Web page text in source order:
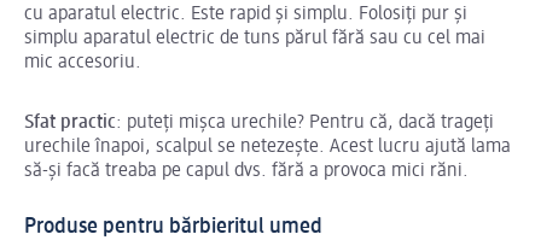
cu aparatul electric. Este rapid și simplu. Folosiți pur și
simplu aparatul electric de tuns părul fără sau cu cel mai
mic accesoriu.
Sfat practic: puteți mișca urechile? Pentru că, dacă trageți
urechile înapoi, scalpul se netezește. Acest lucru ajută lama
să-și facă treaba pe capul dvs. fără a provoca mici răni.
Produse pentru bărbieritul umed